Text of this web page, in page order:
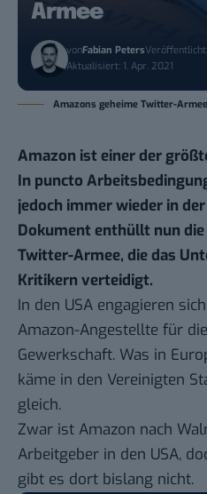
Armee
vonFabian Peters
Aktualisiert: 1. Apr. 2021
Amazons geheime Twitter-
Amazon ist einer der
In puncto
jedoch immer wieder in
Dokument enthüllt nun
Twitter-Armee, die das
Kritikern verteidigt.
In den USA engagieren
Amazon-Angestellte für die
Gewerkschaft. Was in
käme in den Vereinigten
gleich.
Zwar ist Amazon nach
Arbeitgeber in den USA,
gibt es dort bislang nicht.